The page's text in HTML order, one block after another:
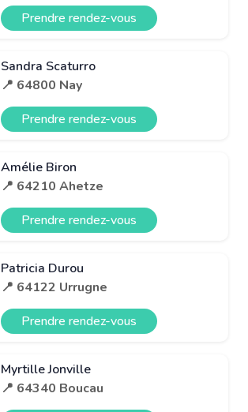
Prendre rendez-vous
Sandra Scaturro
📍 64800 Nay
Prendre rendez-vous
Amélie Biron
📍 64210 Ahetze
Prendre rendez-vous
Patricia Durou
📍 64122 Urrugne
Prendre rendez-vous
Myrtille Jonville
📍 64340 Boucau